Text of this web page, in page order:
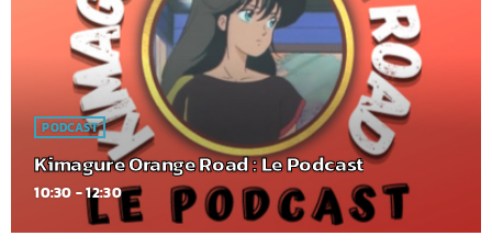
PODCAST
Kimagure Orange Road : Le Podcast
10:30 - 12:30